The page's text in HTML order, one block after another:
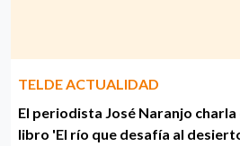
TELDE ACTUALIDAD
El periodista José Naranjo charla
libro 'El río que desafía al